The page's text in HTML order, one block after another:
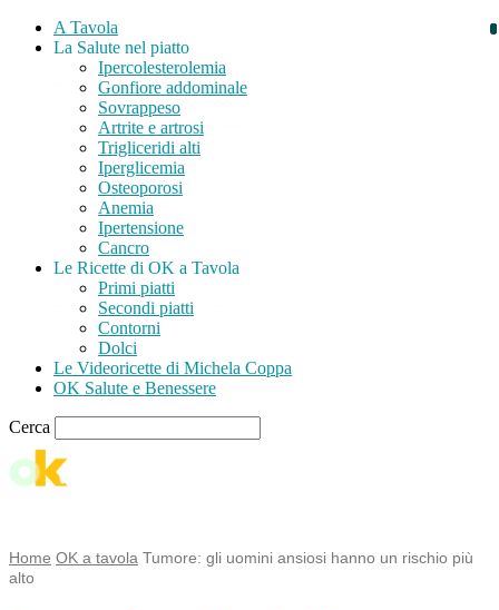
A Tavola
La Salute nel piatto
Ipercolesterolemia
Gonfiore addominale
Sovrappeso
Artrite e artrosi
Trigliceridi alti
Iperglicemia
Osteoporosi
Anemia
Ipertensione
Cancro
Le Ricette di OK a Tavola
Primi piatti
Secondi piatti
Contorni
Dolci
Le Videoricette di Michela Coppa
OK Salute e Benessere
Cerca
Home OK a tavola Tumore: gli uomini ansiosi hanno un rischio più
alto